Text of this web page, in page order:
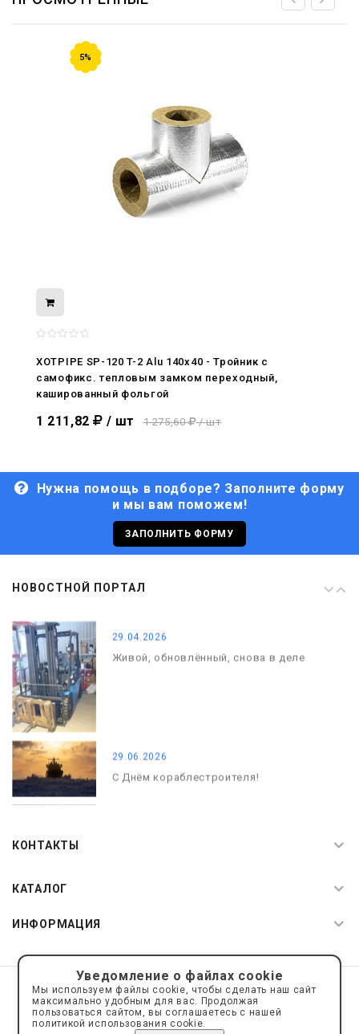
5%
XOTPIPE SP-120 T-2 Alu 140x40 - Тройник c
самофикс. тепловым замком переходный,
кашированный фольгой
1 211,82 / шт 1 275,60 / шт
Нужна помощь в подборе? Заполните форму
и мы вам поможем!
ЗАПОЛНИТЬ ФОРМУ
НОВОСТНОЙ ПОРТАЛ
нами
29.06.2026
С Днём кораблестроителя!
С Днём Победы. Память, которая с
29.04.2026
Живой, обновлённый, снова в деле
29.06.2026
С Днём кораблестроителя!
КОНТАКТЫ
КАТАЛОГ
ИНФОРМАЦИЯ
© 2019—2026 Интернет пространство АкваРос
sale@a-ros.ru
Политика конфиденциальности
Политика обработки персональных данных
Уведомление о файлах cookie
Мы используем файлы cookie, чтобы сделать наш сайт
максимально удобным для вас. Продолжая
пользоваться сайтом, вы соглашаетесь с нашей
политикой использования cookie.